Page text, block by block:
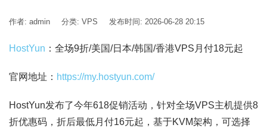
作者: admin 分类: VPS 发布时间: 2026-06-28 20:15
HostYun ：全场9折/美国/日本/韩国/香港VPS月付18元起
官网地址： https://my.hostyun.com/
HostYun发布了今年618促销活动，针对全场VPS主机提供8
折优惠码，折后最低月付16元起，基于KVM架构，可选择